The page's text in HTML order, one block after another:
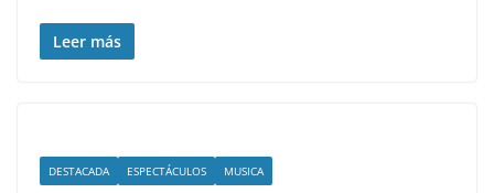
Leer más
DESTACADA ESPECTÁCULOS MUSICA